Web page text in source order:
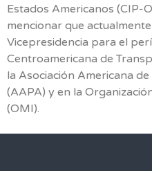
Estados Americanos (CIP-
mencionar que
Vicepresidencia para el
Centroamericana de
la Asociación Americana
(AAPA) y en la
(OMI).